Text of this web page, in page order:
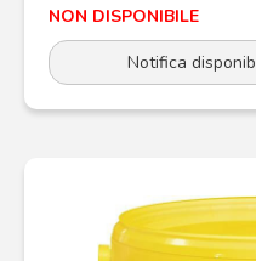
NON DISPONIBILE
Notifica